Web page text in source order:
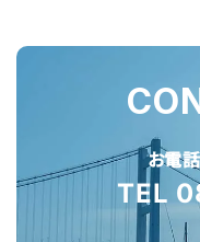
お電
TEL